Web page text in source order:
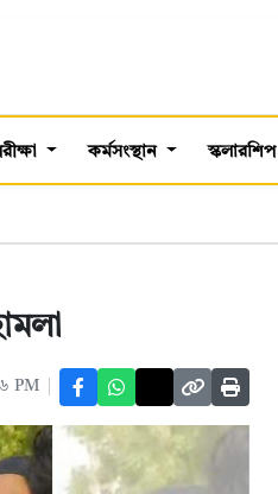
কর্মসংস্থান স্কলারশিপ
PM